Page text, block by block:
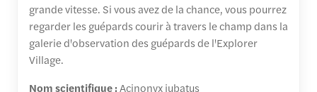
grande vitesse. Si vous avez de la chance, vous pourrez
regarder les guépards courir à travers le champ dans la
galerie d'observation des guépards de l'Explorer
Village.
Nom scientifique :Acinonyx jubatus